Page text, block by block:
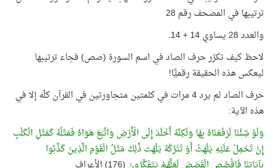
ترتيبها في المصحف رقم 28
والعدد 28 يساوي 14 + 14.
لاحظ كيف تكرّر حرف الصاد في اسم السورة (صص) فجاء ترتيبها
ليعكس هذه الحقيقة رقميًّا!
حرف الصاد لم يرد 4 مرات في كلمتين متجاورتين في القرآن كلّه إلا في
هذه الآية:
وَلَوْ شِئْنَا لَرَفَعْنَاهُ بِهَا وَلَكِنَّهُ أَخْلَدَ إِلَى الْأَرْضِ وَاتَّبَعَ هَوَاهُ فَمَثَلُهُ كَمَثَلِ الْكَلْبِ
إِنْ تَحْمِلْ عَلَيْهِ يَلْهَثْ أَوْ تَتْرُكْهُ يَلْهَث ذَّلِكَ مَثَلُ الْقَوْمِ الَّذِينَ كَذَّبُوا